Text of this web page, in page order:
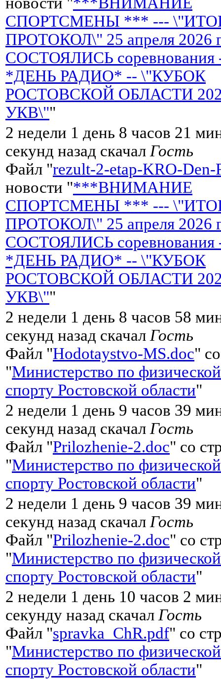
СПОРТСМЕНЫ *** ---
ПРОТОКОЛ\" 25 апреля 2026
СОСТОЯЛИСЬ
*ДЕНЬ РАДИО* -- \"КУБОК
РОСТОВСКОЙ ОБЛАСТИ 2026
УКВ\""
2 недели 1 день 8 часов 21
секунд назад скачал Гость
Файл "rezult-2-etap-KRO-Den-
новости "***ВНИМАНИЕ
СПОРТСМЕНЫ *** ---
ПРОТОКОЛ\" 25 апреля 2026
СОСТОЯЛИСЬ
*ДЕНЬ РАДИО* -- \"КУБОК
РОСТОВСКОЙ ОБЛАСТИ 2026
УКВ\""
2 недели 1 день 8 часов 58
секунд назад скачал Гость
Файл "Hodotaystvo-MS.doc"
"Министерство по
спорту Ростовской области"
2 недели 1 день 9 часов 39
секунд назад скачал Гость
Файл "Prilozhenie-2.doc" со
"Министерство по
спорту Ростовской области"
2 недели 1 день 9 часов 39
секунд назад скачал Гость
Файл "Prilozhenie-2.doc" со
"Министерство по
спорту Ростовской области"
2 недели 1 день 10 часов 2
секунду назад скачал Гость
Файл "spravka_ChR.pdf" со
"Министерство по
спорту Ростовской области"